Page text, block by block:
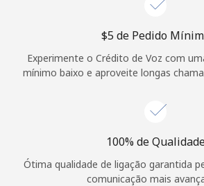
⁦$5⁩ de Pedido
Experimente o Crédito de Voz com
mínimo baixo e aproveite longas
100% de
Ótima qualidade de ligação garantida
comunicação mais